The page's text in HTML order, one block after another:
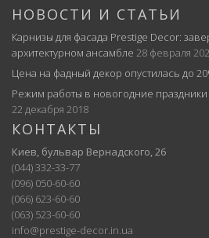
НОВОСТИ И СТАТЬИ
Карнизы для фасада Prestige Decor:
архитектурном ансамбле 28 февраля
Цена на фадный декор опустилась до
Режим работы в новогодние
22 декабря 2018
КОНТАКТЫ
Киев, бульвар Вернадского, 26
(044) 332-33-77
(096) 050-60-60
(066) 623-60-60
(063) 523-60-60
info@prestige-decor.in.ua